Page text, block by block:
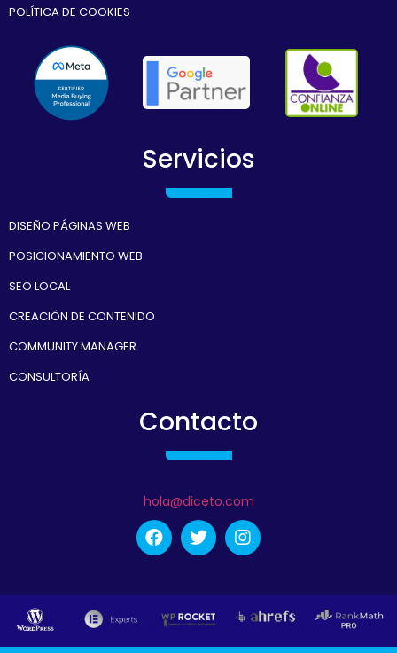
POLÍTICA DE COOKIES
Servicios
DISEÑO PÁGINAS WEB
POSICIONAMIENTO WEB
SEO LOCAL
CREACIÓN DE CONTENIDO
COMMUNITY MANAGER
CONSULTORÍA
Contacto
hola@diceto.com